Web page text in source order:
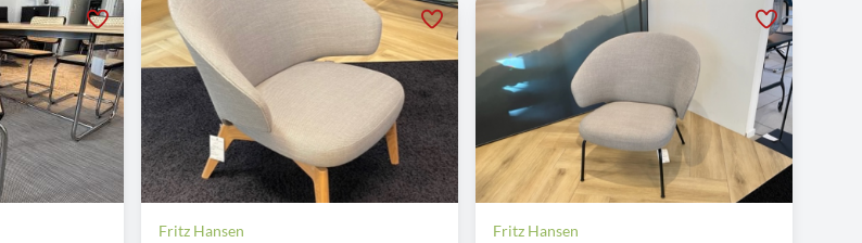
Fritz Hansen Fritz Hansen